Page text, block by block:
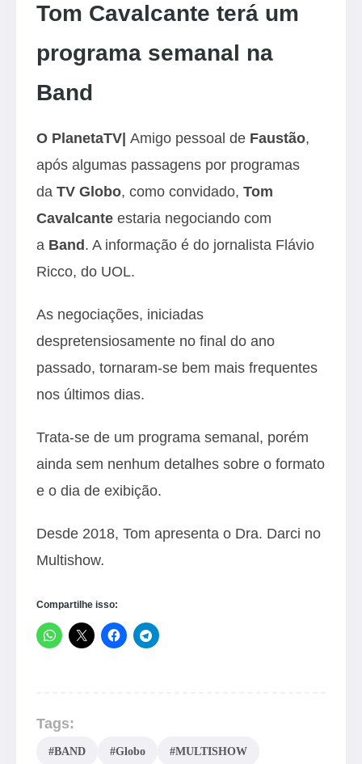
Tom Cavalcante terá um
programa semanal na
Band
O PlanetaTV| Amigo pessoal de Faustão,
após algumas passagens por programas
da TV Globo, como convidado, Tom
Cavalcante estaria negociando com
a Band. A informação é do jornalista Flávio
Ricco, do UOL.
As negociações, iniciadas
despretensiosamente no final do ano
passado, tornaram-se bem mais frequentes
nos últimos dias.
Trata-se de um programa semanal, porém
ainda sem nenhum detalhes sobre o formato
e o dia de exibição.
Desde 2018, Tom apresenta o Dra. Darci no
Multishow.
Compartilhe isso:
Tags:
#BAND #Globo #MULTISHOW